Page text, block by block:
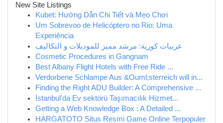
New Site Listings
Kubet: Hướng Dẫn Chi Tiết và Mẹo Chơi
Um Sobrevoo de Helicóptero no Rio: Uma
Experiência
عربيات كورية: مرشد مميز للموديلات و التكاليف
Cosmetic Procedures in Gangnam
Best Albany Flight Hotels with Free Ride ...
Verdorbene Schlampe Aus &Ouml;sterreich will in...
Finding the Right ADU Builder: A Comprehensive ...
İstanbul'da Ev sektörü Taşımacılık Hizmet...
Getting a Web Knowledge Box : A Detailed ...
HARGATOTO Situs Resmi Game Online Terpopuler